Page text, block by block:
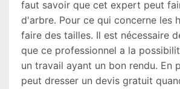
faut savoir que cet expert peut
d'arbre. Pour ce qui concerne les
faire des tailles. Il est nécessaire
que ce professionnel a la
un travail ayant un bon rendu. En
peut dresser un devis gratuit